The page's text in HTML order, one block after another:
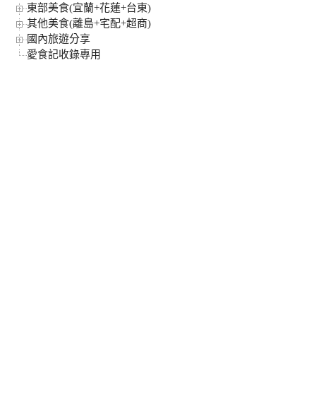
東部美食(宜蘭+花蓮+台東)
其他美食(離島+宅配+超商)
國內旅遊分享
愛食記收錄專用